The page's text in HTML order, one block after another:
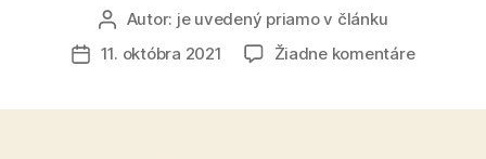
Autor
článku
Autor: je uvedený priamo v článku
Dátum
11. októbra 2021 Žiadne komentárena